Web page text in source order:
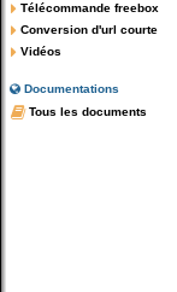
Télécommande freebox
Conversion d'url courte
Vidéos
Documentations
Tous les documents